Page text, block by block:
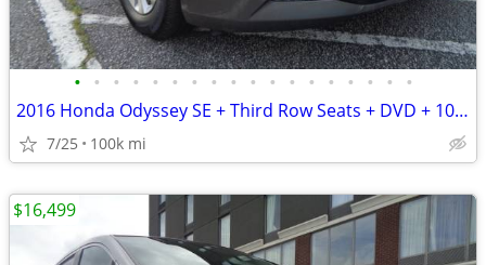
• • • • • • • • • • • • • • • • • •
2016 Honda Odyssey SE + Third Row Seats + DVD + 100,000 Miles
7/25 100k mi
$16,499